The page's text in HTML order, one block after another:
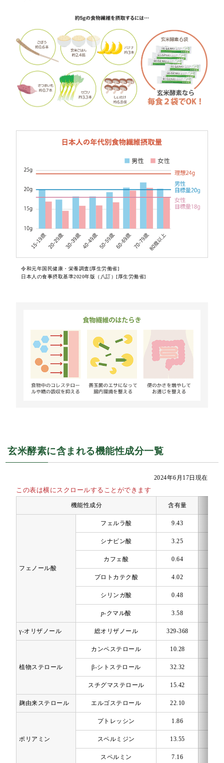
令和元年国民健康・栄養調査[厚生労働省]
日本人の食事摂取基準2020年版（八訂）[厚生労働省]
玄米酵素に含まれる機能性成分一覧
2024年6月17日現在
この表は横にスクロールすることができます
機能性成分 含有量
フェノール酸
フェルラ酸 9.43
シナピン酸 3.25
カフェ酸 0.64
プロトカテク酸 4.02
シリンガ酸 0.48
p-クマル酸 3.58
γ-オリザノール 総オリザノール 329-368
植物ステロール
カンペステロール 10.28
β-シトステロール 32.32
スチグマステロール 15.42
麹由来ステロール エルゴステロール 22.10
ポリアミン
プトレッシン 1.86
スペルミジン 13.55
スペルミン 7.16